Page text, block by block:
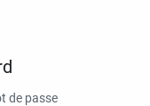
de passe